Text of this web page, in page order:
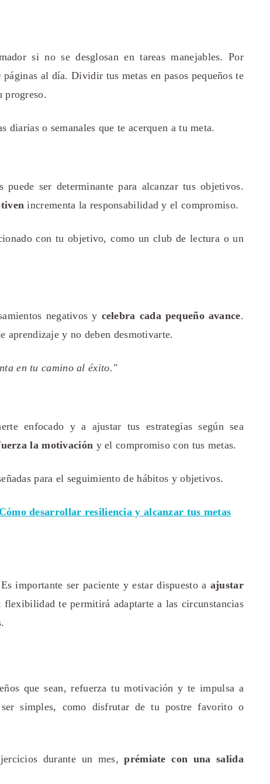
si no se desglosan en tareas manejables. Por
al día. Dividir tus metas en pasos pequeños te
progreso.
diarias o semanales que te acerquen a tu meta.
ser determinante para alcanzar tus objetivos.
incrementa la responsabilidad y el compromiso.
con tu objetivo, como un club de lectura o un
negativos y celebra cada pequeño avance.
aprendizaje y no deben desmotivarte.
en tu camino al éxito."
enfocado y a ajustar tus estrategias según sea
la motivación y el compromiso con tus metas.
para el seguimiento de hábitos y objetivos.
desarrollar resiliencia y alcanzar tus metas
importante ser paciente y estar dispuesto a ajustar
flexibilidad te permitirá adaptarte a las circunstancias
que sean, refuerza tu motivación y te impulsa a
ser simples, como disfrutar de tu postre favorito o
durante un mes,prémiate con una salida